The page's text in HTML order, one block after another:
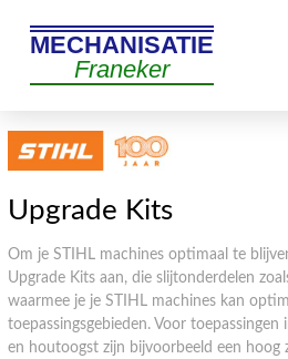
MECHANISATIE
Franeker
Upgrade Kits
Om je STIHL machines optimaal te
Upgrade Kits aan, die slijtonderdelen
waarmee je je STIHL machines kan
toepassingsgebieden. Voor
en houtoogst zijn bijvoorbeeld een hoog